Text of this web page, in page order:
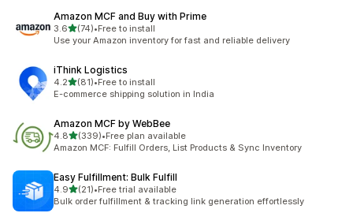
Amazon MCF and Buy with Prime
3.6별 5개 중
(74)
총 리뷰 74개
•Free to install
Use your Amazon inventory for fast and reliable delivery
iThink Logistics
4.2별 5개 중
(81)
총 리뷰 81개
•Free to install
E-commerce shipping solution in India
Amazon MCF by WebBee
4.8별 5개 중
(339)
총 리뷰 339개
•Free plan available
Amazon MCF: Fulfill Orders, List Products & Sync Inventory
Easy Fulfillment: Bulk Fulfill
4.9별 5개 중
(21)
총 리뷰 21개
•Free trial available
Bulk order fulfillment & tracking link generation effortlessly